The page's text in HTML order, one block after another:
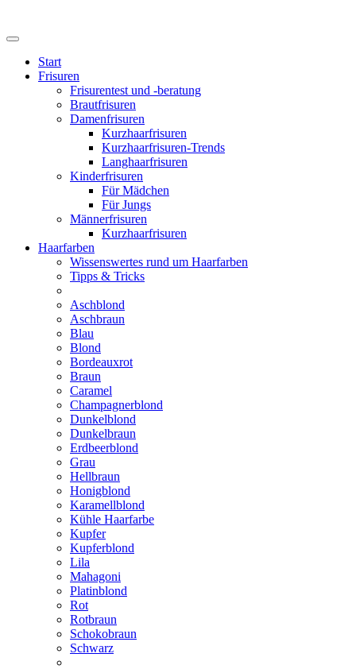
Start
Frisuren
Frisurentest und -beratung
Brautfrisuren
Damenfrisuren
Kurzhaarfrisuren
Kurzhaarfrisuren-Trends
Langhaarfrisuren
Kinderfrisuren
Für Mädchen
Für Jungs
Männerfrisuren
Kurzhaarfrisuren
Haarfarben
Wissenswertes rund um Haarfarben
Tipps & Tricks
Aschblond
Aschbraun
Blau
Blond
Bordeauxrot
Braun
Caramel
Champagnerblond
Dunkelblond
Dunkelbraun
Erdbeerblond
Grau
Hellbraun
Honigblond
Karamellblond
Kühle Haarfarbe
Kupfer
Kupferblond
Lila
Mahagoni
Platinblond
Rot
Rotbraun
Schokobraun
Schwarz